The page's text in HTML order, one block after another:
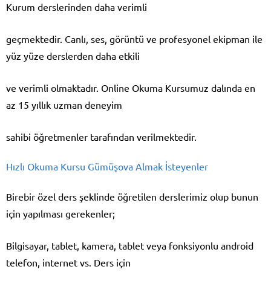
Kurum derslerinden daha verimli
geçmektedir. Canlı, ses, görüntü ve profesyonel ekipman ile
yüz yüze derslerden daha etkili
ve verimli olmaktadır. Online Okuma Kursumuz dalında en
az 15 yıllık uzman deneyim
sahibi öğretmenler tarafından verilmektedir.
Hızlı Okuma Kursu Gümüşova Almak İsteyenler
Birebir özel ders şeklinde öğretilen derslerimiz olup bunun
için yapılması gerekenler;
Bilgisayar, tablet, kamera, tablet veya fonksiyonlu android
telefon, internet vs. Ders için